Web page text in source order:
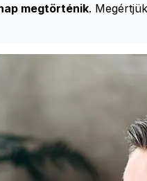
megtörténik.